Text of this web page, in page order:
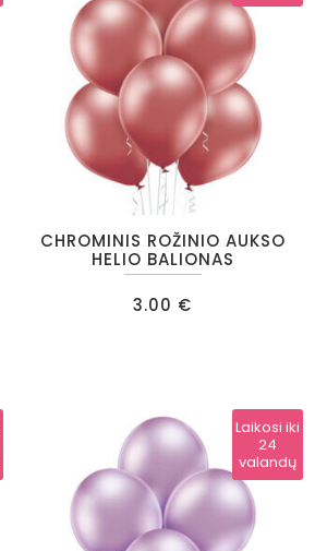
CHROMINIS ROŽINIO AUKSO
HELIO BALIONAS
3.00 €
Laikosi iki
24
valandų